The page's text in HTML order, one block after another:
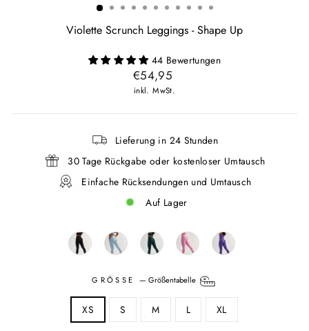
Violette Scrunch Leggings - Shape Up
44 Bewertungen
Normaler
Preis
€54,95
inkl. MwSt.
Lieferung in 24 Stunden
30 Tage Rückgabe oder kostenloser Umtausch
Einfache Rücksendungen und Umtausch
Auf Lager
GRÖSSE — Größentabelle
XS S M L XL